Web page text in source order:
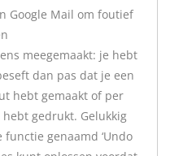
Google Mail om foutief
meegemaakt: je hebt
dan pas dat je een
hebt gemaakt of per
gedrukt. Gelukkig
genaamd ‘Undo